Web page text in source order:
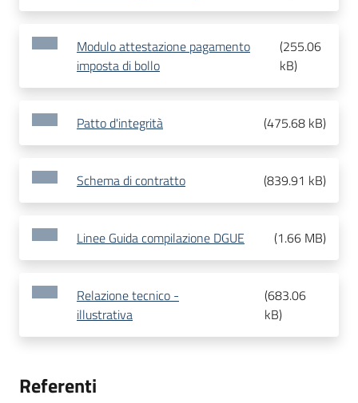
Modulo attestazione pagamento
imposta di bollo
(255.06
kB)
Patto d'integrità (475.68 kB)
Schema di contratto (839.91 kB)
Linee Guida compilazione DGUE (1.66 MB)
Relazione tecnico -
illustrativa
(683.06
kB)
Referenti